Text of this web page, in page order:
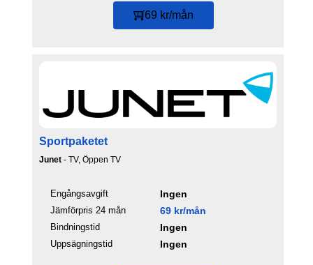
69 kr/mån
Sportpaketet
Junet - TV, Öppen TV
Engångsavgift Ingen
Jämförpris 24 mån 69 kr/mån
Bindningstid Ingen
Uppsägningstid Ingen